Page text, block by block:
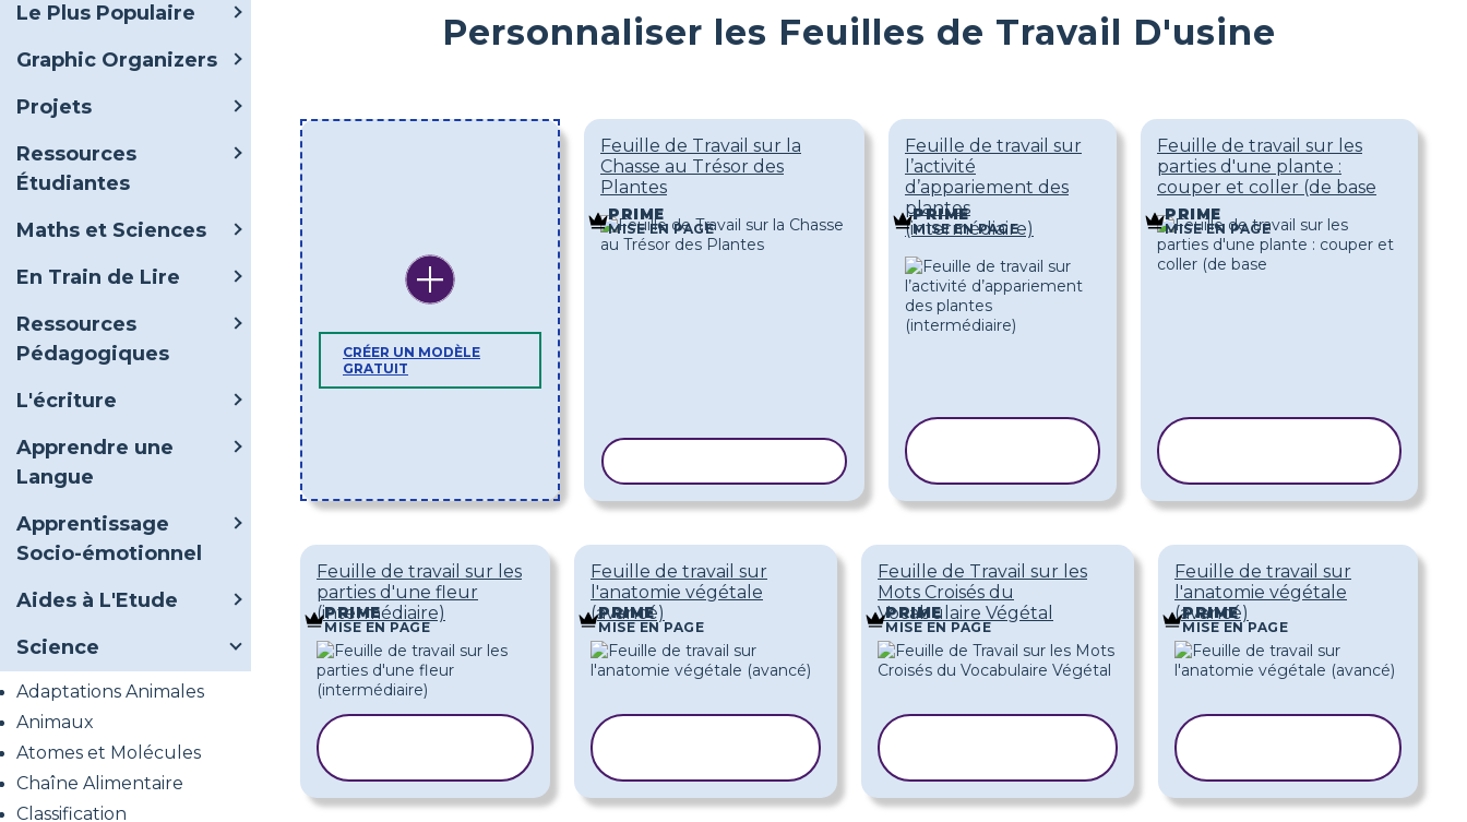
Le Plus Populaire
Graphic Organizers
Projets
Ressources
Étudiantes
Maths et Sciences
En Train de Lire
Ressources
Pédagogiques
L'écriture
Apprendre une
Langue
Apprentissage
Socio-émotionnel
Aides à L'Etude
Science
Adaptations Animales
Animaux
Atomes et Molécules
Chaîne Alimentaire
Classification
Personnaliser les Feuilles de Travail D'usine
CRÉER UN MODÈLE
GRATUIT
Feuille de Travail sur la
Chasse au Trésor des
Plantes
PRIME
MISE EN PAGE
Feuille de travail sur
l’activité
d’appariement des
plantes
(intermédiaire)
PRIME
MISE EN PAGE
Feuille de travail sur les
parties d'une plante :
couper et coller (de base
PRIME
MISE EN PAGE
Feuille de travail sur les
parties d'une fleur
(intermédiaire)
PRIME
MISE EN PAGE
Feuille de travail sur
l'anatomie végétale
(avancé)
PRIME
MISE EN PAGE
Feuille de Travail sur les
Mots Croisés du
Vocabulaire Végétal
PRIME
MISE EN PAGE
Feuille de travail sur
l'anatomie végétale
(avancé)
PRIME
MISE EN PAGE